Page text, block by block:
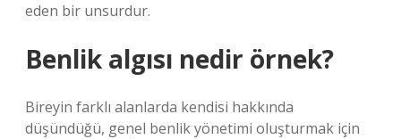
eden bir unsurdur.
Benlik algısı nedir örnek?
Bireyin farklı alanlarda kendisi hakkında
düşündüğü, genel benlik yönetimi oluşturmak için